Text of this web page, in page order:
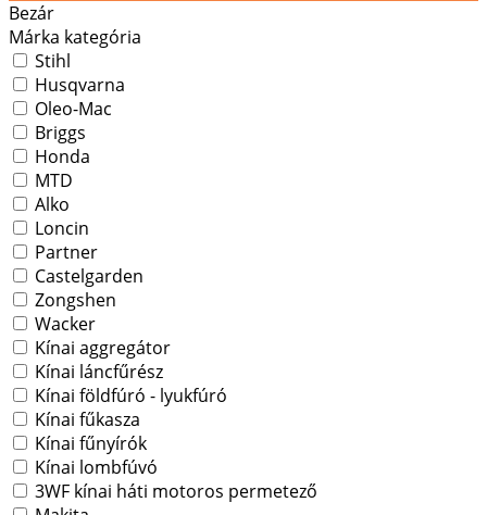
Bezár
Márka kategória
Stihl
Husqvarna
Oleo-Mac
Briggs
Honda
MTD
Alko
Loncin
Partner
Castelgarden
Zongshen
Wacker
Kínai aggregátor
Kínai láncfűrész
Kínai földfúró - lyukfúró
Kínai fűkasza
Kínai fűnyírók
Kínai lombfúvó
3WF kínai háti motoros permetező